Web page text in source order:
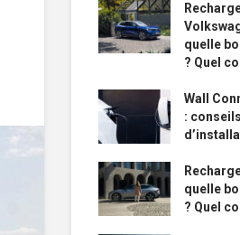
quelle
? Quel
Wall
: conseils
quelle
? Quel